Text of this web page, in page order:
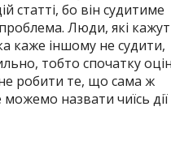
статті, бо він судитиме
Люди, які
каже іншому не судити,
тобто спочатку
не робити те, що сама ж
назвати чиїсь дії